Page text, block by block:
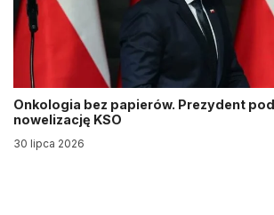
Onkologia bez papierów. Prezydent
nowelizację KSO
30 lipca 2026